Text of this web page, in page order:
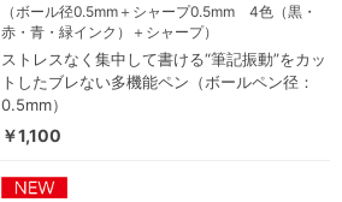
（ボール径0.5mm＋シャープ0.5mm 4色（黒・
赤・青・緑インク）＋シャープ）
ストレスなく集中して書ける“筆記振動”をカッ
トしたブレない多機能ペン（ボールペン径：
0.5mm）
￥1,100